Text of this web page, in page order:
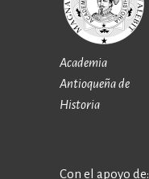
Academia
Antioqueña de
Historia
Con el apoyo de: